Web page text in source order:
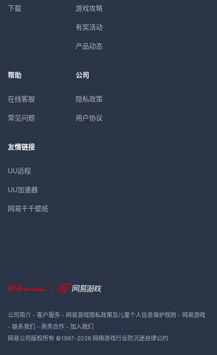
下载 游戏攻略
有奖活动
产品动态
帮助
在线客服
常见问题
公司
隐私政策
用户协议
友情链接
UU远程
UU加速器
网易千千壁纸
公司简介- 客户服务- 网易游戏隐私政策及儿童个人信息保护规则 - 网易游戏
- 联系我们 - 商务合作- 加入我们
网易公司版权所有 ©1997-2026 网络游戏行业防沉迷自律公约